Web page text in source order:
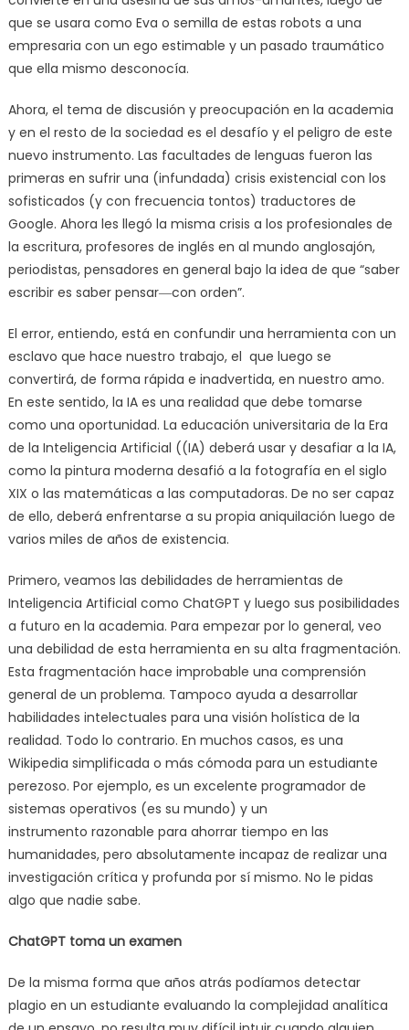
que se usara como Eva o semilla de estas robots a una
empresaria con un ego estimable y un pasado traumático
que ella mismo desconocía.
Ahora, el tema de discusión y preocupación en la academia
y en el resto de la sociedad es el desafío y el peligro de este
nuevo instrumento. Las facultades de lenguas fueron las
primeras en sufrir una (infundada) crisis existencial con los
sofisticados (y con frecuencia tontos) traductores de
Google. Ahora les llegó la misma crisis a los profesionales de
la escritura, profesores de inglés en al mundo anglosajón,
periodistas, pensadores en general bajo la idea de que “saber
escribir es saber pensar―con orden”.
El error, entiendo, está en confundir una herramienta con un
esclavo que hace nuestro trabajo, el que luego se
convertirá, de forma rápida e inadvertida, en nuestro amo.
En este sentido, la IA es una realidad que debe tomarse
como una oportunidad. La educación universitaria de la Era
de la Inteligencia Artificial ((IA) deberá usar y desafiar a la IA,
como la pintura moderna desafió a la fotografía en el siglo
XIX o las matemáticas a las computadoras. De no ser capaz
de ello, deberá enfrentarse a su propia aniquilación luego de
varios miles de años de existencia.
Primero, veamos las debilidades de herramientas de
Inteligencia Artificial como ChatGPT y luego sus posibilidades
a futuro en la academia. Para empezar por lo general, veo
una debilidad de esta herramienta en su alta fragmentación.
Esta fragmentación hace improbable una comprensión
general de un problema. Tampoco ayuda a desarrollar
habilidades intelectuales para una visión holística de la
realidad. Todo lo contrario. En muchos casos, es una
Wikipedia simplificada o más cómoda para un estudiante
perezoso. Por ejemplo, es un excelente programador de
sistemas operativos (es su mundo) y un
instrumento razonable para ahorrar tiempo en las
humanidades, pero absolutamente incapaz de realizar una
investigación crítica y profunda por sí mismo. No le pidas
algo que nadie sabe.
ChatGPT toma un examen
De la misma forma que años atrás podíamos detectar
plagio en un estudiante evaluando la complejidad analítica